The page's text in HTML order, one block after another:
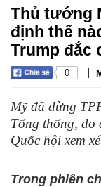
Thủ tướng
định thế
Trump đắc
0 |
Mỹ đã dừng
Tổng thống, do
Quốc hội xem
Trong phiên